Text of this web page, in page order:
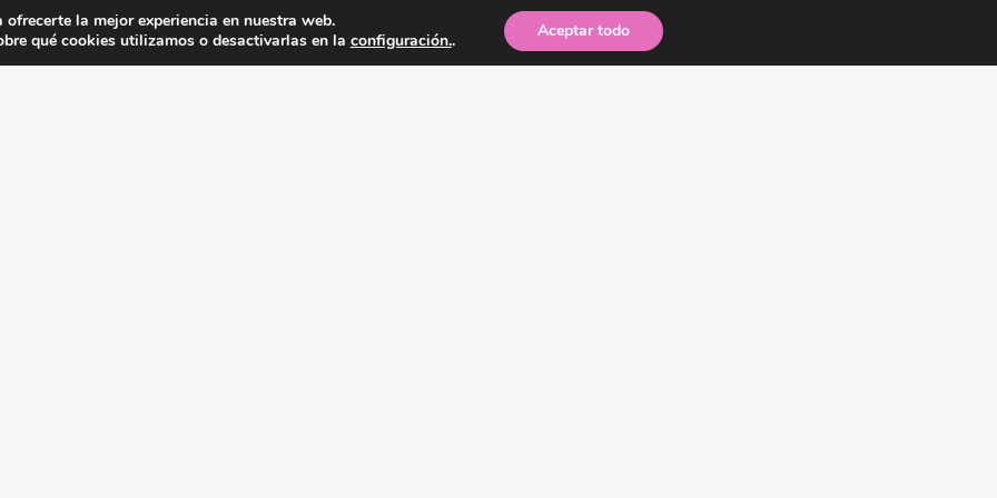
la mejor experiencia en nuestra web.
qué cookies utilizamos o desactivarlas en la configuración.. Aceptar todo